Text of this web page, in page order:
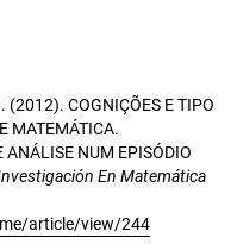
COGNIÇÕES E TIPO
MATEMÁTICA.
ANÁLISE NUM EPISÓDIO
En Matemática
article/view/244